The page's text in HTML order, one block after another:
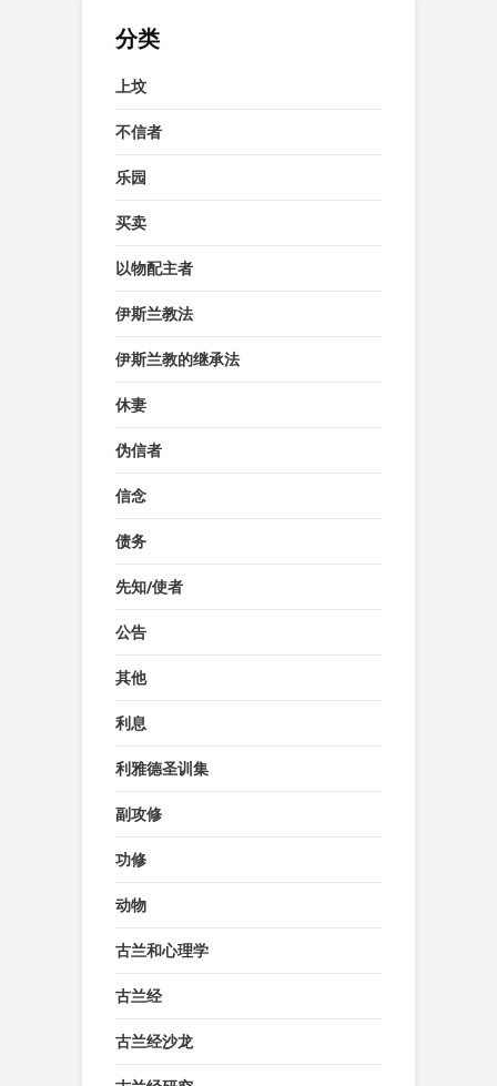
分类
上坟
不信者
乐园
买卖
以物配主者
伊斯兰教法
伊斯兰教的继承法
休妻
伪信者
信念
债务
先知/使者
公告
其他
利息
利雅德圣训集
副攻修
功修
动物
古兰和心理学
古兰经
古兰经沙龙